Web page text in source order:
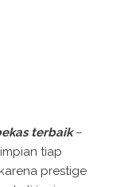
terbaik–
tiap
prestige